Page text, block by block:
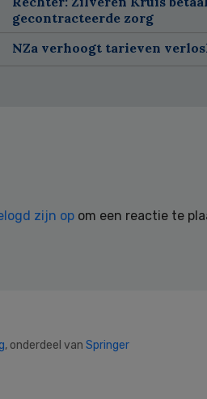
gecontracteerde zorg
NZa verhoogt tarieven
zijn op om een reactie te
, onderdeel van Springer